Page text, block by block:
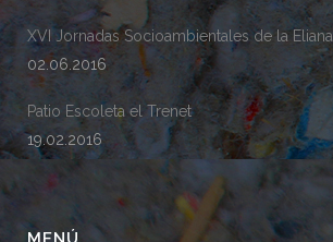
XVI Jornadas Socioambientales de la Eliana
02.06.2016
Patio Escoleta el Trenet
19.02.2016